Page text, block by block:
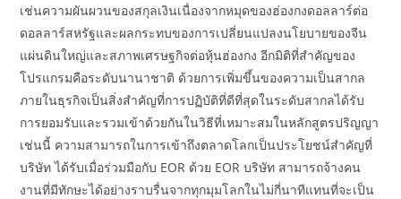
เช่นความผันผวนของสกุลเงินเนื่องจากหมุดของฮ่องกงดอลลาร์ต่อ
ดอลลาร์สหรัฐและผลกระทบของการเปลี่ยนแปลงนโยบายของจีน
แผ่นดินใหญ่และสภาพเศรษฐกิจต่อหุ้นฮ่องกง อีกมิติที่สำคัญของ
โปรแกรมคือระดับนานาชาติ ด้วยการเพิ่มขึ้นของความเป็นสากล
ภายในธุรกิจเป็นสิ่งสำคัญที่การปฏิบัติที่ดีที่สุดในระดับสากลได้รับ
การยอมรับและรวมเข้าด้วยกันในวิธีที่เหมาะสมในหลักสูตรปริญญา
เช่นนี้ ความสามารถในการเข้าถึงตลาดโลกเป็นประโยชน์สำคัญที่
บริษัท ได้รับเมื่อร่วมมือกับ EOR ด้วย EOR บริษัท สามารถจ้างคน
งานที่มีทักษะได้อย่างราบรื่นจากทุกมุมโลกในไม่กี่นาทีแทนที่จะเป็น